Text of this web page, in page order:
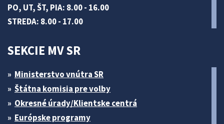
PO, UT, ŠT, PIA: 8.00 - 16.00
STREDA: 8.00 - 17.00
SEKCIE MV SR
Ministerstvo vnútra SR
Štátna komisia pre volby
Okresné úrady/Klientske centrá
Európske programy